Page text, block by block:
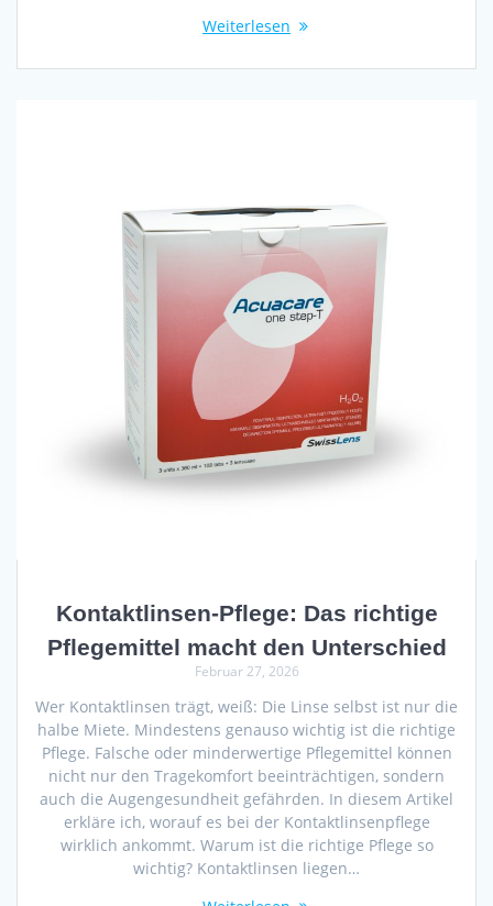
Weiterlesen
Kontaktlinsen-Pflege: Das richtige
Pflegemittel macht den Unterschied
Februar 27, 2026
Wer Kontaktlinsen trägt, weiß: Die Linse selbst ist nur die
halbe Miete. Mindestens genauso wichtig ist die richtige
Pflege. Falsche oder minderwertige Pflegemittel können
nicht nur den Tragekomfort beeinträchtigen, sondern
auch die Augengesundheit gefährden. In diesem Artikel
erkläre ich, worauf es bei der Kontaktlinsenpflege
wirklich ankommt. Warum ist die richtige Pflege so
wichtig? Kontaktlinsen liegen…